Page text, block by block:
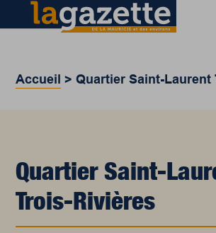
Accueil >Quartier Saint-Laurent
Quartier Saint-
Trois-Rivières